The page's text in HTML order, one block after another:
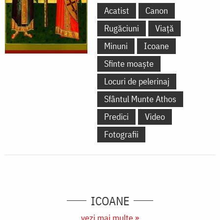
Acatist
Canon
Rugăciuni
Viață
Minuni
Icoane
Sfinte moaște
Locuri de pelerinaj
Sfântul Munte Athos
Predici
Video
Fotografii
ICOANE
vezi mai multe »